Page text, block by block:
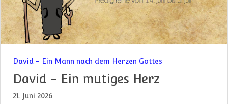
David - Ein Mann nach dem Herzen Gottes
David – Ein mutiges Herz
21. Juni 2026